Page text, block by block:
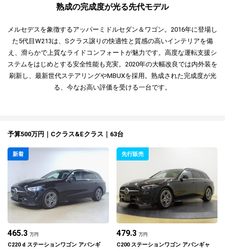
熟成の完成度が光る先代モデル
メルセデスを象徴するアッパーミドルセダン＆ワゴン。2016年に登場し
た5代目W213は、Sクラス譲りの快適性と質感の高いインテリアを備
え、滑らかで上質なライドコンフォートが魅力です。高度な運転支援シ
ステムをはじめとする安全性能も充実。2020年の大幅改良では内外装を
刷新し、最新世代ステアリングやMBUXを採用。熟成された完成度が光
る、今なお高い評価を受ける一台です。
予算500万円｜Cクラス&Eクラス｜63台
新着
465.3 万円
C220 d ステーションワゴン アバンギ
先行販売
479.3 万円
C200 ステーションワゴン アバンギャ